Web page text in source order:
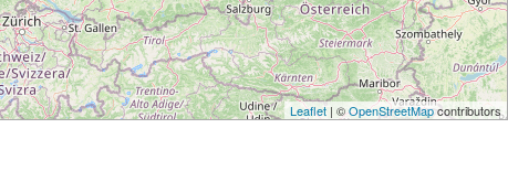
Leaflet | ©OpenStreetMapcontributors